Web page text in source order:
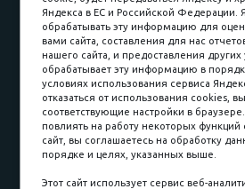
Карьера в компании
Принимаем к
Наличные
пл. Соляная, 6,
Яндекса в ЕС и Российской Федерации.
обрабатывать эту информацию для
вами сайта, составления для нас
нашего сайта, и предоставления других
обрабатывает эту информацию в
условиях использования сервиса
отказаться от использования cookies,
соответствующие настройки в
повлиять на работу некоторых функций
сайт, вы соглашаетесь на обработку
порядке и целях, указанных выше.
Этот сайт использует сервис веб-